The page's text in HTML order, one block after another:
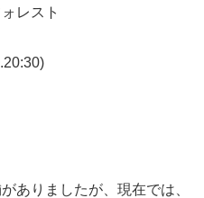
レスト
ありましたが、現在では、